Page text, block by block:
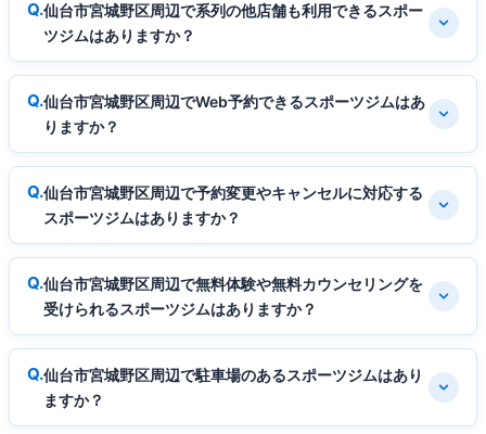
仙台市宮城野区周辺で系列の他店舗も利用できるスポー
ツジムはありますか？
仙台市宮城野区周辺でWeb予約できるスポーツジムはあ
りますか？
仙台市宮城野区周辺で予約変更やキャンセルに対応する
スポーツジムはありますか？
仙台市宮城野区周辺で無料体験や無料カウンセリングを
受けられるスポーツジムはありますか？
仙台市宮城野区周辺で駐車場のあるスポーツジムはあり
ますか？